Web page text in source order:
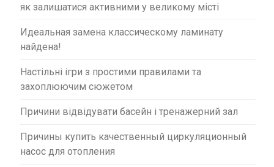
як залишатися активними у великому місті
Идеальная замена классическому ламинату
найдена!
Настільні ігри з простими правилами та
захоплюючим сюжетом
Причини відвідувати басейн і тренажерний зал
Причины купить качественный циркуляционный
насос для отопления